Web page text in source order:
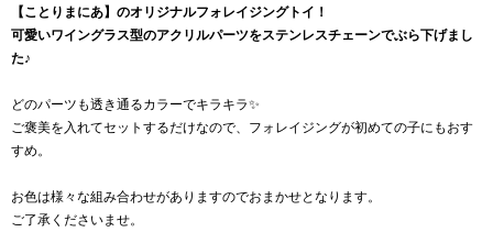
【ことりまにあ】のオリジナルフォレイジングトイ！
可愛いワイングラス型のアクリルパーツをステンレスチェーンでぶら下げまし
た♪
どのパーツも透き通るカラーでキラキラ✨
ご褒美を入れてセットするだけなので、フォレイジングが初めての子にもおす
すめ。
お色は様々な組み合わせがありますのでおまかせとなります。
ご了承くださいませ。